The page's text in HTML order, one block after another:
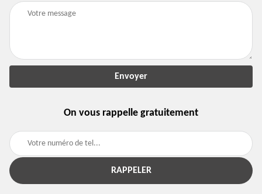
On vous rappelle gratuitement